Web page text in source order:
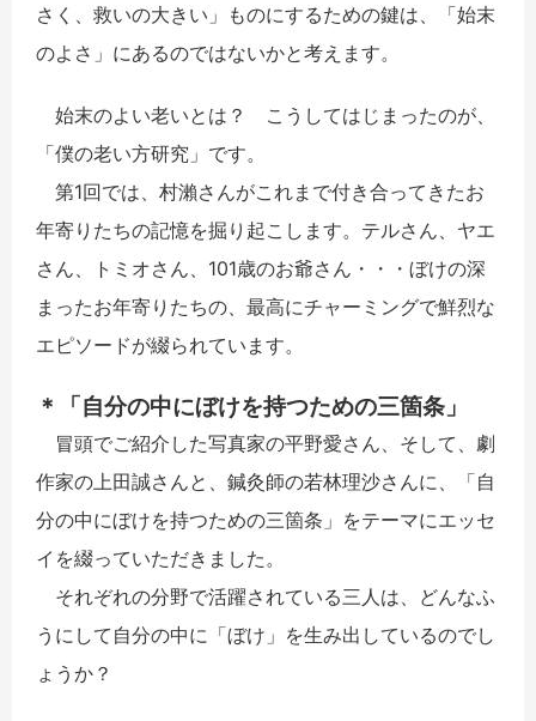
さく、救いの大きい」ものにするための鍵は、「始末
のよさ」にあるのではないかと考えます。
始末のよい老いとは？ こうしてはじまったのが、
「僕の老い方研究」です。
第1回では、村瀨さんがこれまで付き合ってきたお
年寄りたちの記憶を掘り起こします。テルさん、ヤエ
さん、トミオさん、101歳のお爺さん・・・ぼけの深
まったお年寄りたちの、最高にチャーミングで鮮烈な
エピソードが綴られています。
＊「自分の中にぼけを持つための三箇条」
冒頭でご紹介した写真家の平野愛さん、そして、劇
作家の上田誠さんと、鍼灸師の若林理沙さんに、「自
分の中にぼけを持つための三箇条」をテーマにエッセ
イを綴っていただきました。
それぞれの分野で活躍されている三人は、どんなふ
うにして自分の中に「ぼけ」を生み出しているのでし
ょうか？